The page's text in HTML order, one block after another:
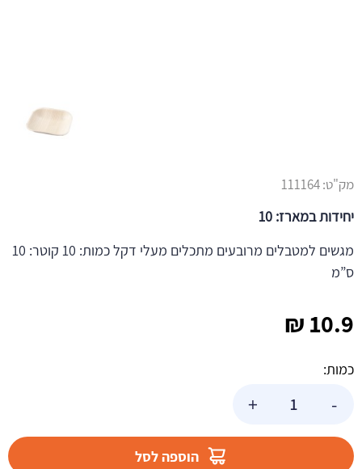
10.9
₪
כמות:
-
+
הוספה לסל
מק"ט:111164
יחידות במארז: 10
מגשים למטבלים מרובעים מתכלים מעלי דקל כמות: 10 קוטר: 10
ס”מ